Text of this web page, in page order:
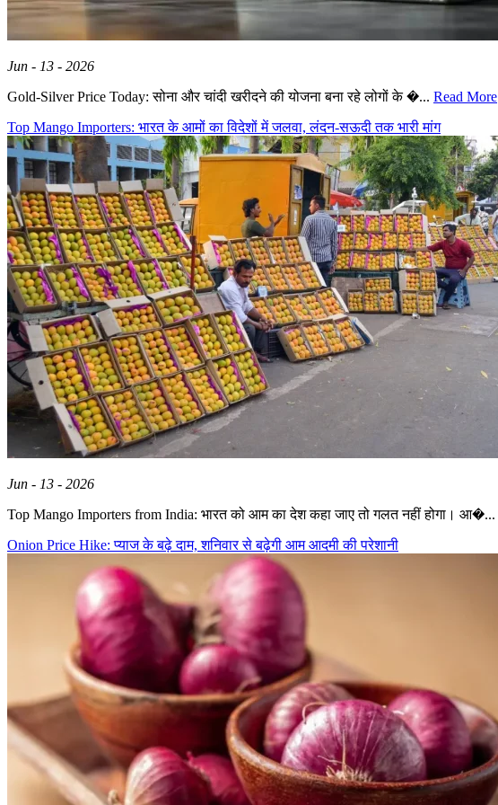
Jun - 13 - 2026
Gold-Silver Price Today: सोना और चांदी खरीदने की योजना बना रहे लोगों के �... Read More
Top Mango Importers: भारत के आमों का विदेशों में जलवा, लंदन-सऊदी तक भारी मांग
Jun - 13 - 2026
Top Mango Importers from India: भारत को आम का देश कहा जाए तो गलत नहीं होगा। आ�...
Onion Price Hike: प्याज के बढ़े दाम, शनिवार से बढ़ेगी आम आदमी की परेशानी